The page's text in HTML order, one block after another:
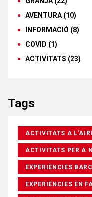
AVENTURA (10)
INFORMACIÓ (8)
COVID (1)
ACTIVITATS (23)
Tags
ACTIVITATS A
ACTIVITATS PER A
EXPERIÈNCIES
EXPERIÈNCIES EN